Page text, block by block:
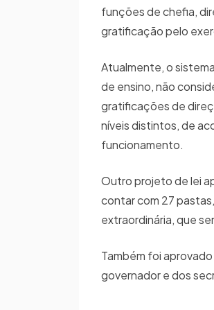
funções de chefia,
gratificação pelo
Atualmente, o
de ensino, não
gratificações de
níveis distintos, de
funcionamento.
Outro projeto de lei
contar com 27
extraordinária, que
Também foi
governador e dos